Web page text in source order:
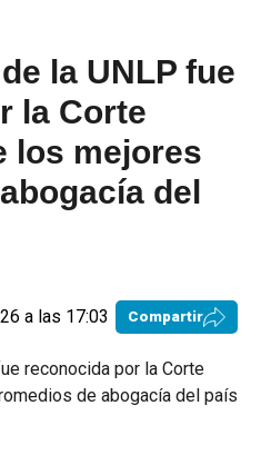
la UNLP fue
la Corte
los mejores
del
a las 17:03 Compartir